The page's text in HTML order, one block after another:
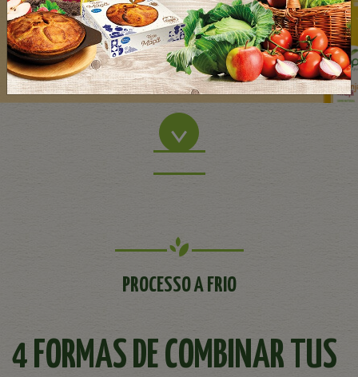
PROCESSO A FRIO
4 FORMAS DE COMBINAR TUS